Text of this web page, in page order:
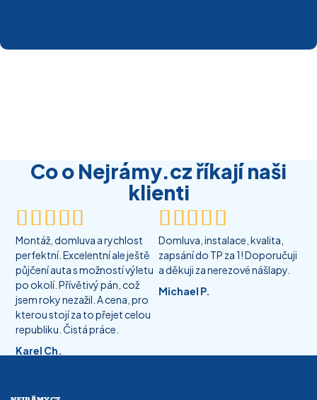
Co o Nejrámy.cz říkají naši
klienti

Montáž, domluva a rychlost
perfektní. Excelentní ale ještě
půjčení auta s možností výletu
po okolí. Přívětivý pán, což
jsem roky nezažil. A cena, pro
kterou stojí za to přejet celou
republiku. Čistá práce.
Karel Ch.

Domluva, instalace, kvalita,
zapsání do TP za 1! Doporučuji
a děkuji za nerezové nášlapy.
Michael P.